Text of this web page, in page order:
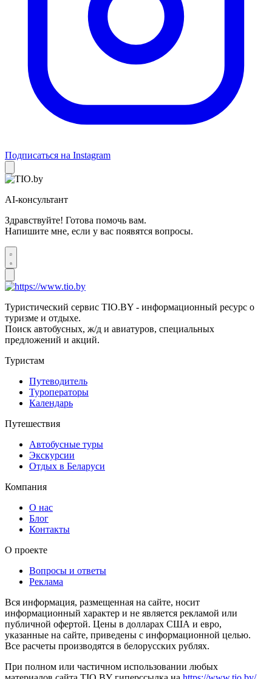
Подписаться на Instagram
AI-консультант
Здравствуйте! Готова помочь вам.
Напишите мне, если у вас появятся вопросы.
Туристический сервис TIO.BY - информационный ресурс о
туризме и отдыхе.
Поиск автобусных, ж/д и авиатуров, специальных
предложений и акций.
Туристам
Путеводитель
Туроператоры
Календарь
Путешествия
Автобусные туры
Экскурсии
Отдых в Беларуси
Компания
О нас
Блог
Контакты
О проекте
Вопросы и ответы
Реклама
Вся информация, размещенная на сайте, носит
информационный характер и не является рекламой или
публичной офертой. Цены в долларах США и евро,
указанные на сайте, приведены с информационной целью.
Все расчеты производятся в белорусских рублях.
При полном или частичном использовании любых